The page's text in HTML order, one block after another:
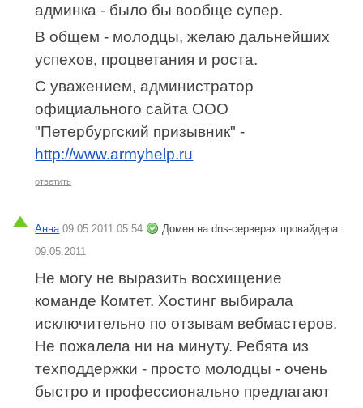
админка - было бы вообще супер.
В общем - молодцы, желаю дальнейших
успехов, процветания и роста.
С уважением, администратор
официального сайта ООО
"Петербургский призывник" -
http://www.armyhelp.ru
ответить
Анна 09.05.2011 05:54
Домен на dns-серверах провайдера
09.05.2011
Не могу не выразить восхищение
команде Комтет. Хостинг выбирала
исключительно по отзывам вебмастеров.
Не пожалела ни на минуту. Ребята из
техподдержки - просто молодцы - очень
быстро и профессионально предлагают